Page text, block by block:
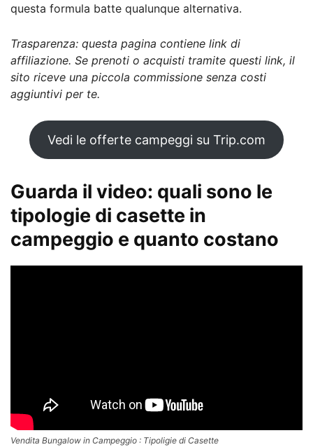
questa formula batte qualunque alternativa.
Trasparenza: questa pagina contiene link di
affiliazione. Se prenoti o acquisti tramite questi link, il
sito riceve una piccola commissione senza costi
aggiuntivi per te.
Vedi le offerte campeggi su Trip.com
Guarda il video: quali sono le
tipologie di casette in
campeggio e quanto costano
Vendita Bungalow in Campeggio : Tipoligie di Casette